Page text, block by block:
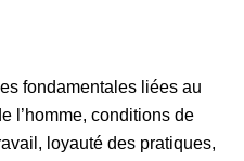
fondamentales liées au
l’homme, conditions de
loyauté des pratiques,